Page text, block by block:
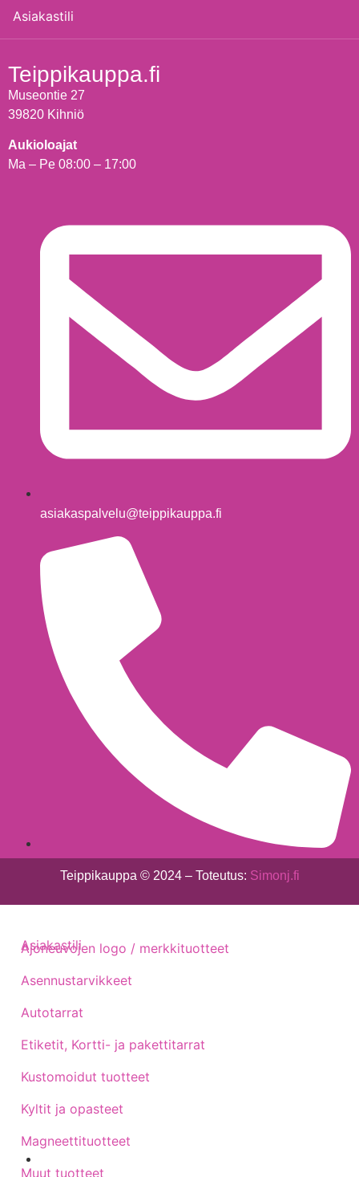
Asiakastili
Teippikauppa.fi
Museontie 27
39820 Kihniö
Aukioloajat
Ma – Pe 08:00 – 17:00
asiakaspalvelu@teippikauppa.fi
Teippikauppa © 2024 – Toteutus: Simonj.fi
Ajoneuvojen logo / merkkituotteet
Asennustarvikkeet
Autotarrat
Etiketit, Kortti- ja pakettitarrat
Kustomoidut tuotteet
Kyltit ja opasteet
Magneettituotteet
Muut tuotteet
Asiakastili